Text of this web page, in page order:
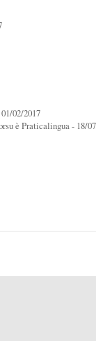
02/2017
è Praticalingua- 18/